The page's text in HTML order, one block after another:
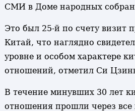
СМИ в Доме народных
Это был 25-й по счету визит
Китай, что наглядно
уровне и особом характере
отношений, отметил Си
В течение минувших 30 лет
отношения прошли через